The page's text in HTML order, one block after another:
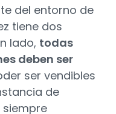
del entorno de
tiene dos
lado, todas
deben ser
ser vendibles
de
siempre